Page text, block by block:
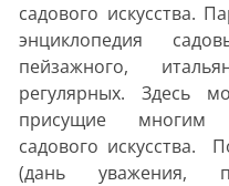
садового искусства.
энциклопедия
пейзажного,
регулярных. Здесь
присущие многим
садового
(дань уважения,